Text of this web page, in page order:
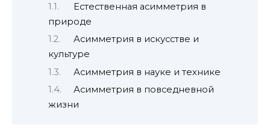
Естественная асимметрия в
природе
Асимметрия в искусстве и
культуре
Асимметрия в науке и технике
Асимметрия в повседневной
жизни